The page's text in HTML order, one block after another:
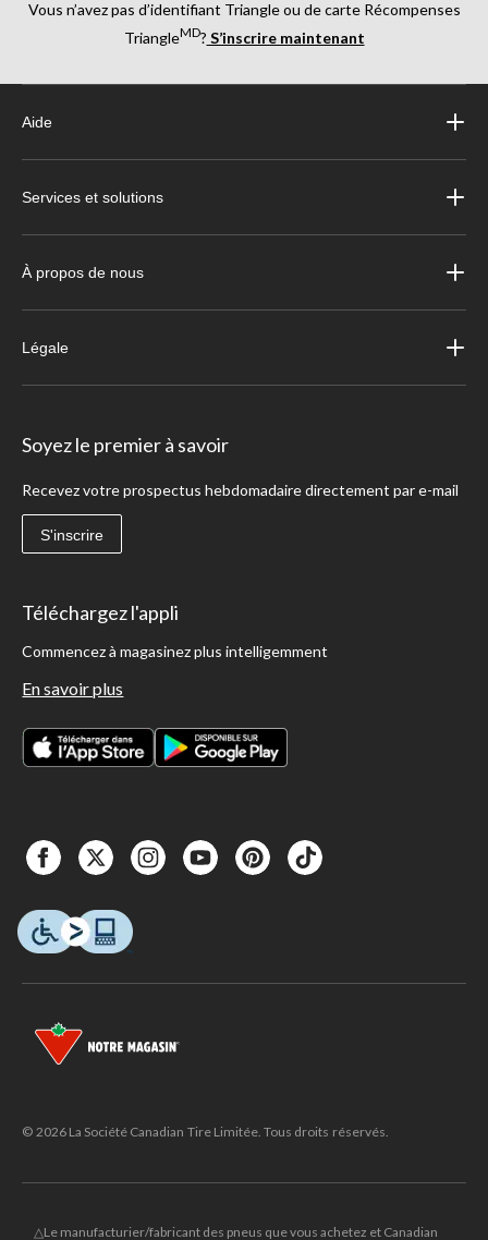
Vous n’avez pas d’identifiant Triangle ou de carte Récompenses
TriangleMD? S’inscrire maintenant
Aide
Services et solutions
À propos de nous
Légale
Soyez le premier à savoir
Recevez votre prospectus hebdomadaire directement par e-mail
S'inscrire
Téléchargez l'appli
Commencez à magasinez plus intelligemment
En savoir plus
© 2026 La Société Canadian Tire Limitée. Tous droits réservés.
△Le manufacturier/fabricant des pneus que vous achetez et Canadian